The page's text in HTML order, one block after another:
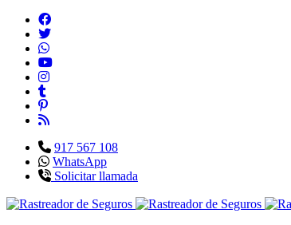
917 567 108
WhatsApp
Solicitar llamada